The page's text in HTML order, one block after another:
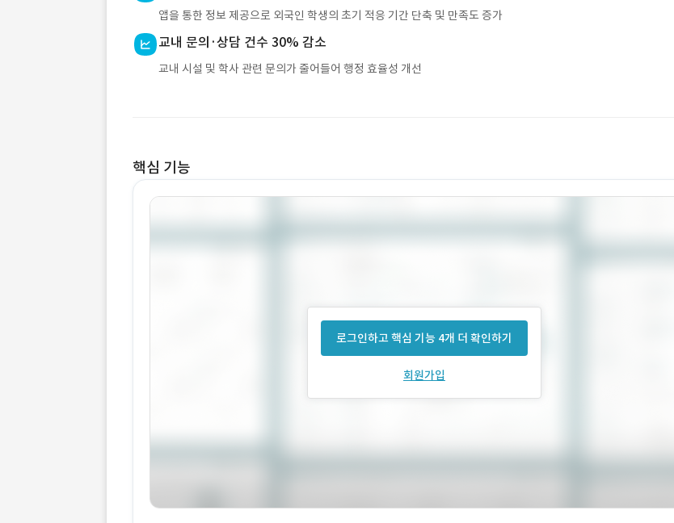
앱을 통한 정보 제공으로 외국인 학생의 초기 적응 기간 단축 및 만족도 증가
교내 문의·상담 건수 30% 감소
교내 시설 및 학사 관련 문의가 줄어들어 행정 효율성 개선
핵심 기능
로그인하고 핵심 기능 4개 더 확인하기
회원가입